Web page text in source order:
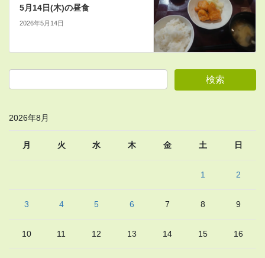
5月14日(木)の昼食
2026年5月14日
2026年8月
月 火 水 木 金 土 日
1 2
3 4 5 6 7 8 9
10 11 12 13 14 15 16